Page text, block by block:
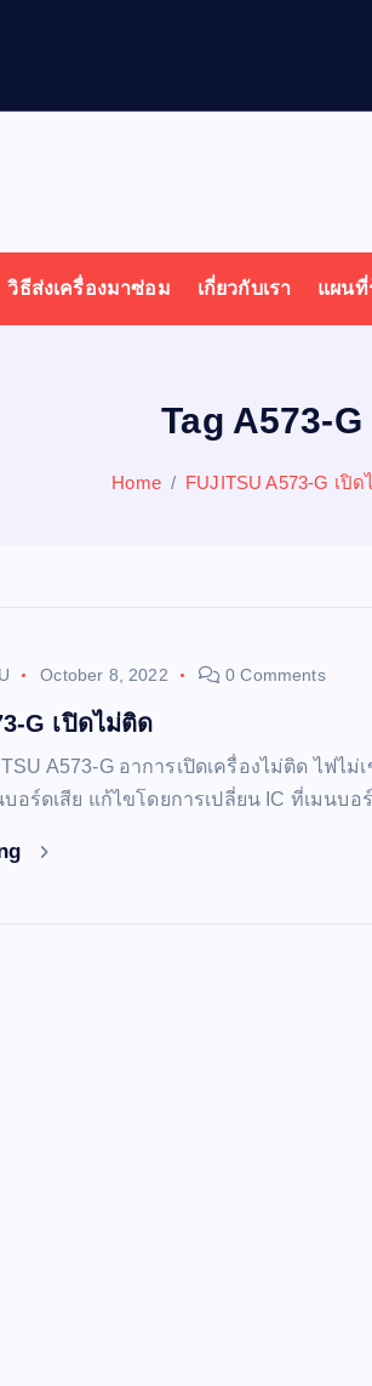
วิธีส่งเครื่องมาซ่อม เกี่ยวกับเรา แผนที่
Tag A573-G
Home FUJITSU A573-G เปิ
October 8, 2022 0 Comments
G เปิดไม่ติด
A573-G อาการเปิดเครื่องไม่ติด ไฟไม่เ
บอร์ดเสีย แก้ไขโดยการเปลี่ยน IC ที่เมนบอ